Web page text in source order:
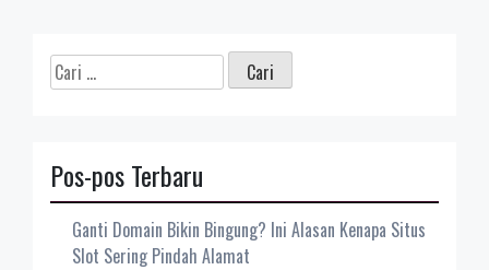
Cari
untuk:
Pos-pos Terbaru
Ganti Domain Bikin Bingung? Ini Alasan Kenapa Situs
Slot Sering Pindah Alamat